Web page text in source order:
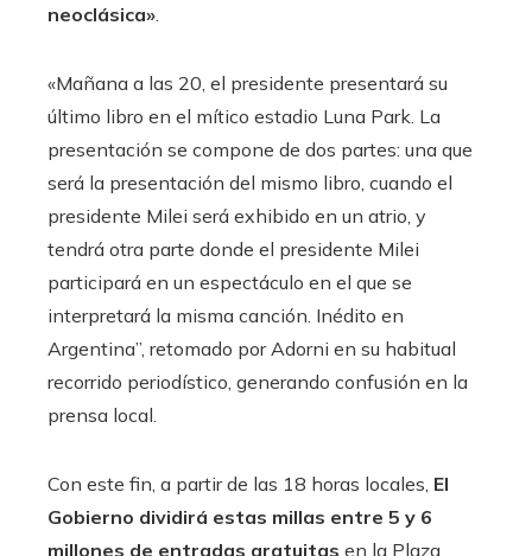
neoclásica»
«Mañana a las 20, el presidente presentará su
último libro en el mítico estadio Luna Park. La
presentación se compone de dos partes: una que
será la presentación del mismo libro, cuando el
presidente Milei será exhibido en un atrio, y
tendrá otra parte donde el presidente Milei
participará en un espectáculo en el que se
interpretará la misma canción. Inédito en
Argentina”, retomado por Adorni en su habitual
recorrido periodístico, generando confusión en la
prensa local.
Con este fin, a partir de las 18 horas locales, El
Gobierno dividirá estas millas entre 5 y 6
millones de entradas gratuitas en la Plaza